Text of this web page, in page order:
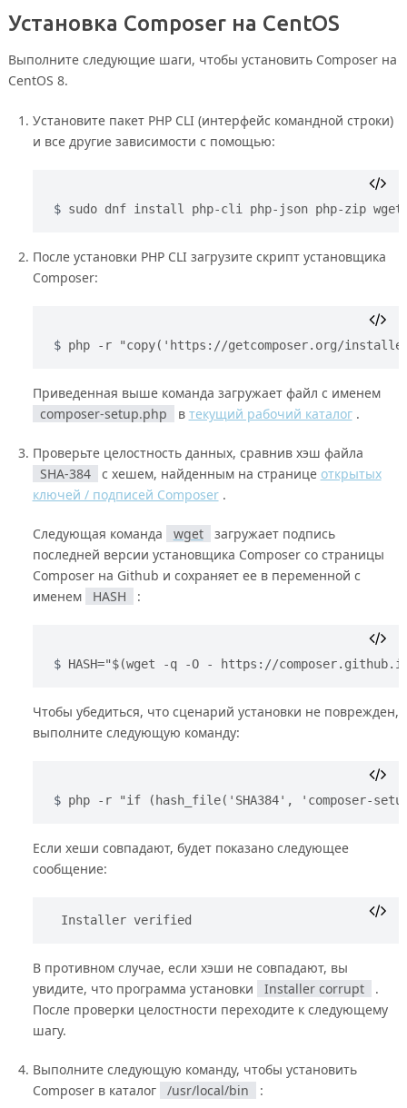
Установка Composer на CentOS
Выполните следующие шаги, чтобы установить Composer на
CentOS 8.
Установите пакет PHP CLI (интерфейс командной строки)
и все другие зависимости с помощью:
sudo dnf install php-cli php-json php-zip wget
После установки PHP CLI загрузите скрипт установщика
Composer:
php -r "copy('https://getcomposer.org/
Приведенная выше команда загружает файл с именем
composer-setup.php
в текущий рабочий каталог.
Проверьте целостность данных, сравнив хэш файла
SHA-384
с хешем, найденным на странице открытых
ключей / подписей Composer.
Следующая команда wget
загружает подпись
последней версии установщика Composer со страницы
Composer на Github и сохраняет ее в переменной с
именем
HASH :
HASH="$(wget -q -O - https://
Чтобы убедиться, что сценарий установки не поврежден,
выполните следующую команду:
php -r "if (hash_file('SHA384', 'composer-
Если хеши совпадают, будет показано следующее
сообщение:
Installer verified
В противном случае, если хэши не совпадают, вы
увидите, что программа установки
Installer corrupt
.
После проверки целостности переходите к следующему
шагу.
Выполните следующую команду, чтобы установить
Composer в каталог
/usr/local/bin :